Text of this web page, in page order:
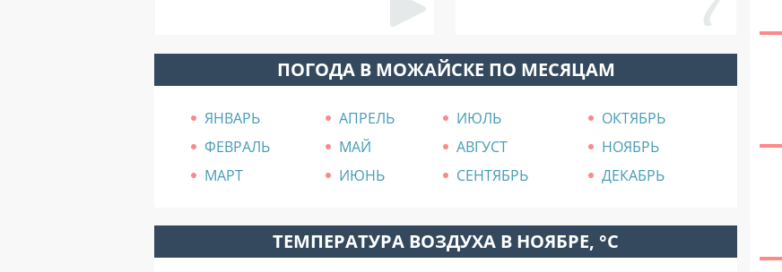
ПОГОДА В МОЖАЙСКЕ ПО МЕСЯЦАМ
ЯНВАРЬ АПРЕЛЬ ИЮЛЬ
ОКТЯБРЬ
ФЕВРАЛЬ
МАЙ АВГУСТ
НОЯБРЬ
МАРТ
ИЮНЬ СЕНТЯБРЬ ДЕКАБРЬ
ТЕМПЕРАТУРА ВОЗДУХА В НОЯБРЕ, °C